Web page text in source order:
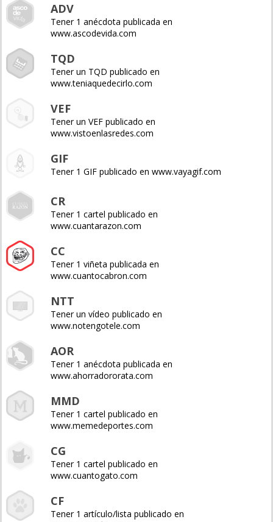
ADV
Tener 1 anécdota publicada en
www.ascodevida.com
TQD
Tener un TQD publicado en
www.teniaquedecirlo.com
VEF
Tener un VEF publicado en
www.vistoenlasredes.com
GIF
Tener 1 GIF publicado en www.vayagif.com
CR
Tener 1 cartel publicado en
www.cuantarazon.com
CC
Tener 1 viñeta publicada en
www.cuantocabron.com
NTT
Tener un vídeo publicado en
www.notengotele.com
AOR
Tener 1 anécdota publicada en
www.ahorradororata.com
MMD
Tener 1 cartel publicado en
www.memedeportes.com
CG
Tener 1 cartel publicado en
www.cuantogato.com
CF
Tener 1 artículo/lista publicado en